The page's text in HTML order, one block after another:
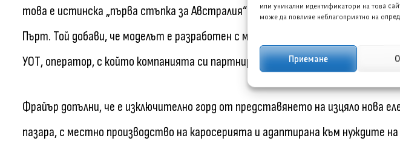
или уникални идентификатори на това
може да повлияе неблагоприятно на
Приемане
това е истинска „първа стъпка за Австралия“ и че Волво BZL Електрик
Пърт. Той добави, че моделът е разработен с мисъл за австралийския пазар и
УОТ, оператор, с който компанията си партнира повече от десетилетие.
Фрайър допълни, че е изключително горд от представянето на изцяло нова
пазара, с местно производство на каросерията и адаптирана към нуждите